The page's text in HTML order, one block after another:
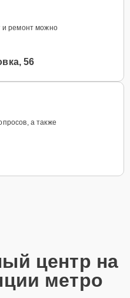
и ремонт можно
56
а также
центр на
метро